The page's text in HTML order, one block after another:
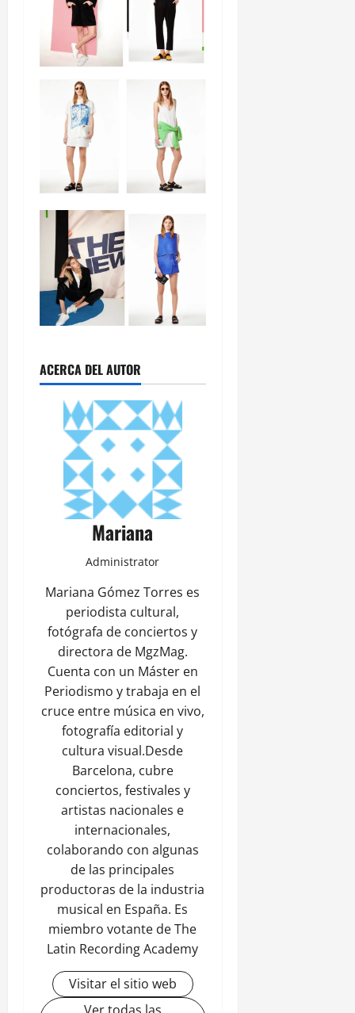
ACERCA DEL AUTOR
Mariana
Administrator
Mariana Gómez Torres es
periodista cultural,
fotógrafa de conciertos y
directora de MgzMag.
Cuenta con un Máster en
Periodismo y trabaja en el
cruce entre música en vivo,
fotografía editorial y
cultura visual.Desde
Barcelona, cubre
conciertos, festivales y
artistas nacionales e
internacionales,
colaborando con algunas
de las principales
productoras de la industria
musical en España. Es
miembro votante de The
Latin Recording Academy
Visitar el sitio web